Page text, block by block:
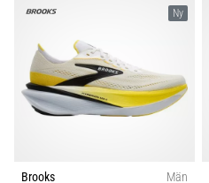
skarp
under
eller
efter
löpning?
Ny
Brooks
Män